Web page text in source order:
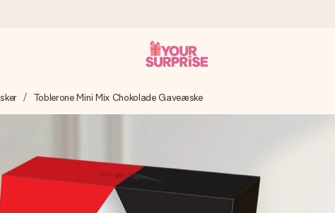
kan give den på det helt rette tidspunkt, når den betyder allermest.
Toblerone Mini Mix Chokolade Gaveæske